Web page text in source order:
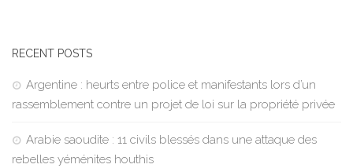
RECENT POSTS
Argentine : heurts entre police et manifestants lors d’un
rassemblement contre un projet de loi sur la propriété privée
Arabie saoudite : 11 civils blessés dans une attaque des
rebelles yéménites houthis